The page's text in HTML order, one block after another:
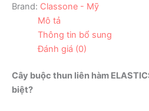
Brand: Classone - Mỹ
Mô tả
Thông tin bổ sung
Đánh giá (0)
Cây buộc thun liên hàm
biệt?